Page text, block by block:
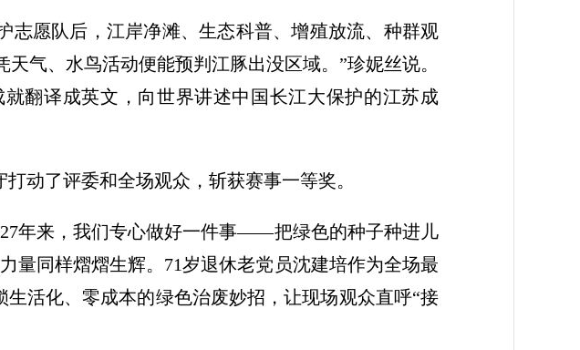
志愿队后，江岸净滩、生态科普、增殖放流、种群观
气、水鸟活动便能预判江豚出没区域。”珍妮丝说。
翻译成英文，向世界讲述中国长江大保护的江苏成
动了评委和全场观众，斩获赛事一等奖。
年来，我们专心做好一件事——把绿色的种子种进儿
量同样熠熠生辉。71岁退休老党员沈建培作为全场最
活化、零成本的绿色治废妙招，让现场观众直呼“接